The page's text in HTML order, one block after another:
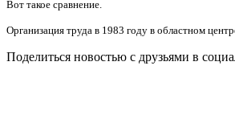
Вот такое сравнение.
Организация труда в 1983 году в областном
Поделиться новостью с друзьями в